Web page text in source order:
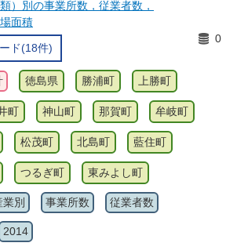
）別の事業所数，従業者数，
面積
ド(18件)
0
徳島県 勝浦町 上勝町
町 神山町 那賀町 牟岐町
松茂町 北島町 藍住町
つるぎ町 東みよし町
業別 事業所数 従業者数
2014